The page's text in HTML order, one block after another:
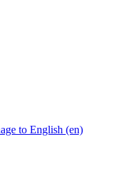
to English (en)